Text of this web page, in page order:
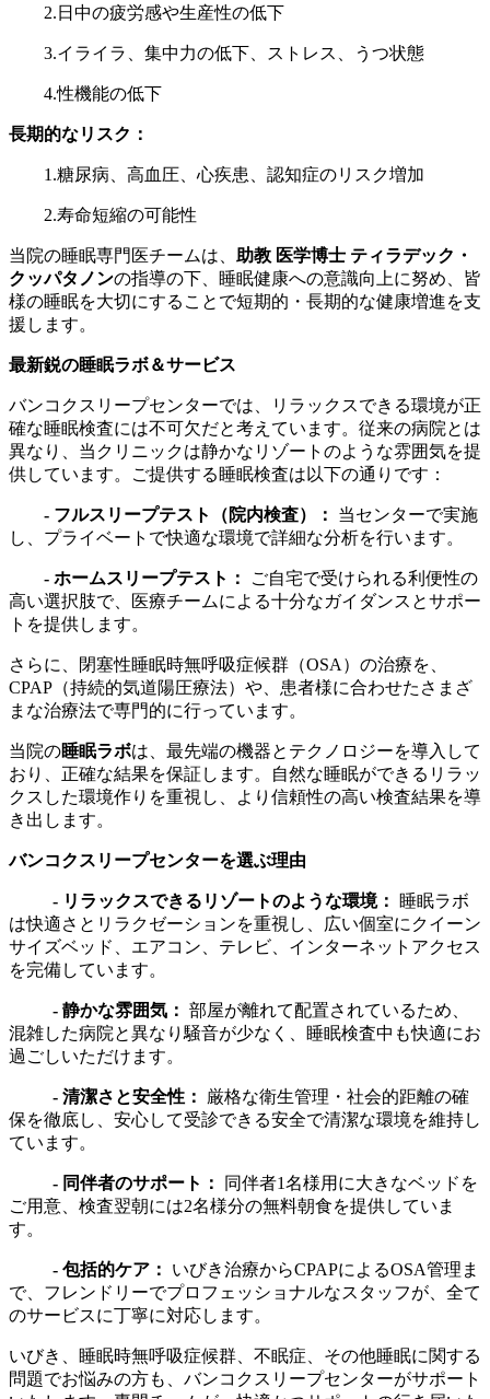
2.日中の疲労感や生産性の低下
3.イライラ、集中力の低下、ストレス、うつ状態
4.性機能の低下
長期的なリスク：
1.糖尿病、高血圧、心疾患、認知症のリスク増加
2.寿命短縮の可能性
当院の睡眠専門医チームは、 助教 医学博士 ティラデック・
クッパタノンの指導の下、睡眠健康への意識向上に努め、皆
様の睡眠を大切にすることで短期的・長期的な健康増進を支
援します。
最新鋭の睡眠ラボ＆サービス
バンコクスリープセンターでは、リラックスできる環境が正
確な睡眠検査には不可欠だと考えています。従来の病院とは
異なり、当クリニックは静かなリゾートのような雰囲気を提
供しています。ご提供する睡眠検査は以下の通りです：
- フルスリープテスト（院内検査）：
当センターで実施
し、プライベートで快適な環境で詳細な分析を行います。
- ホームスリープテスト：
ご自宅で受けられる利便性の
高い選択肢で、医療チームによる十分なガイダンスとサポー
トを提供します。
さらに、閉塞性睡眠時無呼吸症候群（OSA）の治療を、
CPAP（持続的気道陽圧療法）や、患者様に合わせたさまざ
まな治療法で専門的に行っています。
当院の睡眠ラボは、最先端の機器とテクノロジーを導入して
おり、正確な結果を保証します。自然な睡眠ができるリラッ
クスした環境作りを重視し、より信頼性の高い検査結果を導
き出します。
バンコクスリープセンターを選ぶ理由
- リラックスできるリゾートのような環境：
睡眠ラボ
は快適さとリラクゼーションを重視し、広い個室にクイーン
サイズベッド、エアコン、テレビ、インターネットアクセス
を完備しています。
- 静かな雰囲気： 部屋が離れて配置されているため、
混雑した病院と異なり騒音が少なく、睡眠検査中も快適にお
過ごしいただけます。
- 清潔さと安全性：
厳格な衛生管理・社会的距離の確
保を徹底し、安心して受診できる安全で清潔な環境を維持し
ています。
- 同伴者のサポート：
同伴者1名様用に大きなベッドを
ご用意、検査翌朝には2名様分の無料朝食を提供していま
す。
- 包括的ケア：
いびき治療からCPAPによるOSA管理ま
で、フレンドリーでプロフェッショナルなスタッフが、全て
のサービスに丁寧に対応します。
いびき、睡眠時無呼吸症候群、不眠症、その他睡眠に関する
問題でお悩みの方も、バンコクスリープセンターがサポート